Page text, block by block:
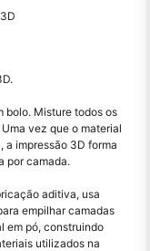
bolo. Misture todos os
vez que o material
a impressão 3D forma
por camada.
aditiva, usa
empilhar camadas
em pó, construindo
utilizados na